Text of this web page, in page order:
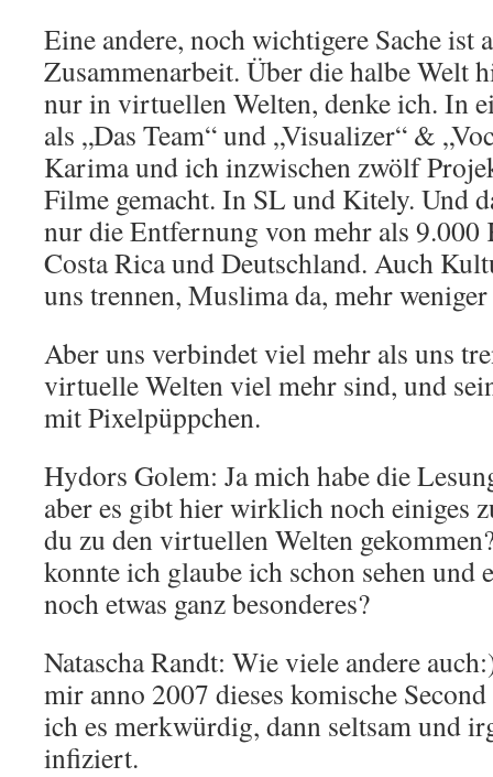
Eine andere, noch wichtigere Sache ist
Zusammenarbeit. Über die halbe Welt
nur in virtuellen Welten, denke ich. In
als „Das Team“ und „Visualizer“ &
Karima und ich inzwischen zwölf
Filme gemacht. In SL und Kitely. Und
nur die Entfernung von mehr als
Costa Rica und Deutschland. Auch
uns trennen, Muslima da, mehr
Aber uns verbindet viel mehr als uns
virtuelle Welten viel mehr sind, und
mit Pixelpüppchen.
Hydors Golem: Ja mich habe die
aber es gibt hier wirklich noch einiges
du zu den virtuellen Welten
konnte ich glaube ich schon sehen und
noch etwas ganz besonderes?
Natascha Randt: Wie viele andere
mir anno 2007 dieses komische
ich es merkwürdig, dann seltsam und
infiziert.